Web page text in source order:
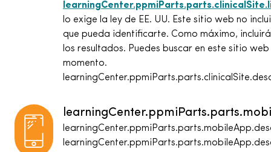
lo exige la ley de EE. UU. Este sitio web no
que pueda identificarte. Como máximo, incluirá
los resultados. Puedes buscar en este sitio
momento.